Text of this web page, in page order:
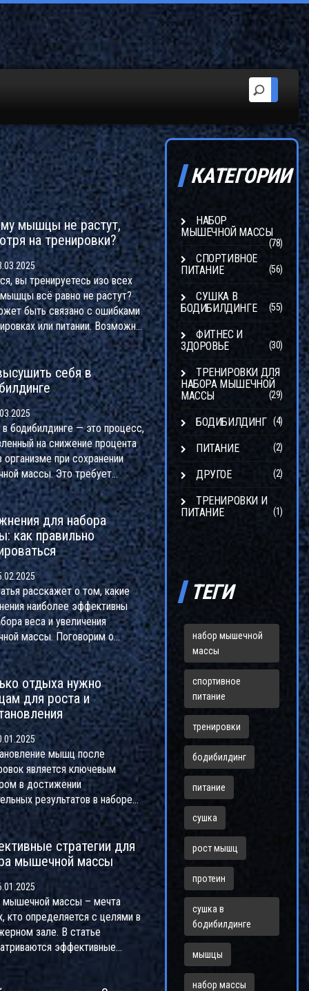
мышцы не растут,
на тренировки?
вы тренируетесь изо всех
всё равно не растут?
быть связано с ошибками
или питании. Возможно,
отдыхаете или не
правильные упражнения. В
вы узнаете, как выявить и
эти ошибки, чтобы ваши
наконец привели к видимым
себя в
бодибилдинге — это процесс,
на снижение процента
организме при сохранении
массы. Это требует
подхода к питанию,
и тайм-менеджменту. В
вы найдете советы о том, как
проводить сушку, учитывая
вашего тела и
Узнайте о полезных
которые помогут вам
желаемых результатов.
для набора
как правильно
расскажет о том, какие
наиболее эффективны
веса и увеличения
массы. Поговорим о
многосуставных
которые включают в
большие группы мышц.
почему важна техника и
в тренировках.
советы и рекомендации
результата.
роль питания и
в процессе роста
отдыха нужно
для роста и
мышц после
является ключевым
в достижении
результатов в наборе
массы. Правильный баланс
тренировками и отдыхом
мышцам восстанавливаться
быстрее. Важно учитывать
тренировки,
вашего организма и
качественного сна. Узнайте,
отдыха оптимально для
мышц и как избежать
перетренированности.
стратегии для
мышечной массы
мышечной массы – мечта
кто определяется с целями в
зале. В статье
эффективные
КАТЕГОРИИ
НАБОР
МЫШЕЧНОЙ МАССЫ
(78)
СПОРТИВНОЕ
ПИТАНИЕ
(56)
СУШКА В
БОДИБИЛДИНГЕ
(55)
ФИТНЕС И
ЗДОРОВЬЕ
(30)
ТРЕНИРОВКИ ДЛЯ
НАБОРА МЫШЕЧНОЙ
МАССЫ
(29)
БОДИБИЛДИНГ (4)
ПИТАНИЕ (2)
ДРУГОЕ (2)
ТРЕНИРОВКИ И
ПИТАНИЕ
(1)
ТЕГИ
набор мышечной
массы
спортивное
питание
тренировки
бодибилдинг
питание
сушка
рост мышц
протеин
сушка в
бодибилдинге
мышцы
набор массы